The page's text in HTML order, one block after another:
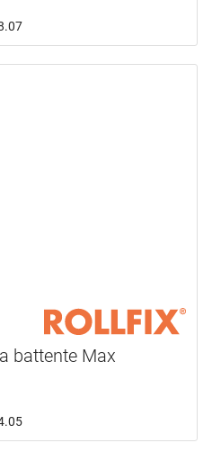
battente Max